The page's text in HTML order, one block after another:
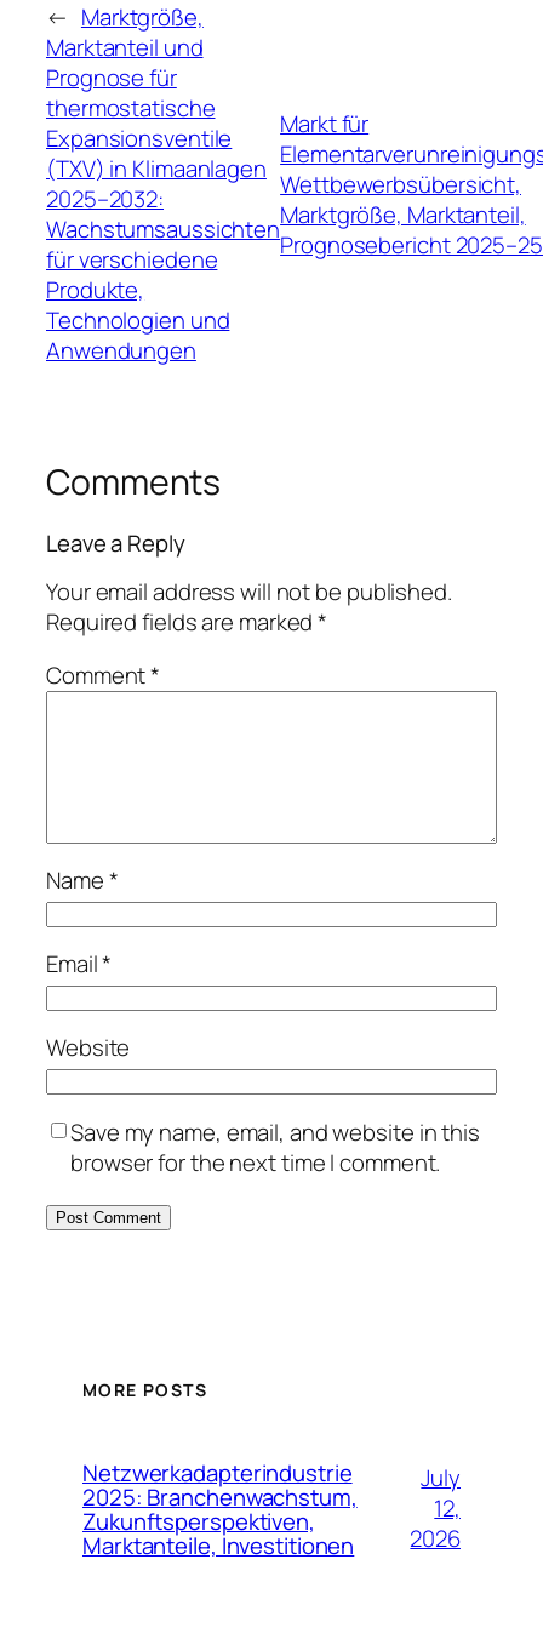
← Marktgröße,
Marktanteil und
Prognose für
thermostatische
Expansionsventile
(TXV) in Klimaanlagen
2025–2032:
Wachstumsaussichten
für verschiedene
Produkte,
Technologien und
Anwendungen
Markt für
Wettbewerbsübersicht,
Marktgröße, Marktanteil,
Prognosebericht
Comments
Leave a Reply
Your email address will not be published.
Required fields are marked*
Comment*
Name*
Email*
Website
Save my name, email, and website in this
browser for the next time I comment.
MORE POSTS
Netzwerkadapterindustrie
2025: Branchenwachstum,
Zukunftsperspektiven,
Marktanteile, Investitionen
July
12,
2026